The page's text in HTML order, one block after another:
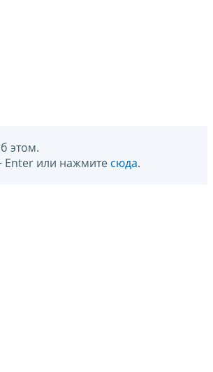
этом.
Enter или нажмите сюда.